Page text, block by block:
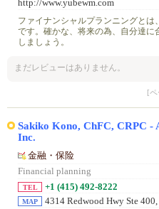
http://www.yubewm.com
ファイナンシャルプランニングとは
です。確かな、将来の為、自分達に
しましょう。
まだレビューはありません。
[ペ
Sakiko Kono, ChFC, CRPC -
Inc.
金融・保险
Financial planning
TEL +1 (415) 492-8222
MAP 4314 Redwood Hwy Ste 400,